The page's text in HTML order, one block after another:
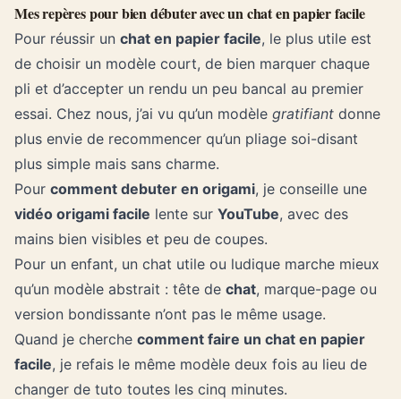
Mes repères pour bien débuter avec un chat en papier facile
Pour réussir un chat en papier facile, le plus utile est
de choisir un modèle court, de bien marquer chaque
pli et d’accepter un rendu un peu bancal au premier
essai. Chez nous, j’ai vu qu’un modèle gratifiant donne
plus envie de recommencer qu’un pliage soi-disant
plus simple mais sans charme.
Pour comment debuter en origami, je conseille une
vidéo origami facile lente sur YouTube, avec des
mains bien visibles et peu de coupes.
Pour un enfant, un chat utile ou ludique marche mieux
qu’un modèle abstrait : tête de chat, marque-page ou
version bondissante n’ont pas le même usage.
Quand je cherche comment faire un chat en papier
facile, je refais le même modèle deux fois au lieu de
changer de tuto toutes les cinq minutes.